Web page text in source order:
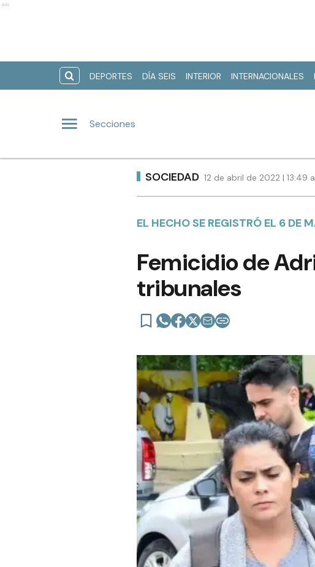
Ads
DEPORTES DÍA SEIS INTERIOR INTERNACIONALES
Secciones
SOCIEDAD 12 de abril de 2022 | 13:49
EL HECHO SE REGISTRÓ EL 6 DE
Femicidio de
tribunales